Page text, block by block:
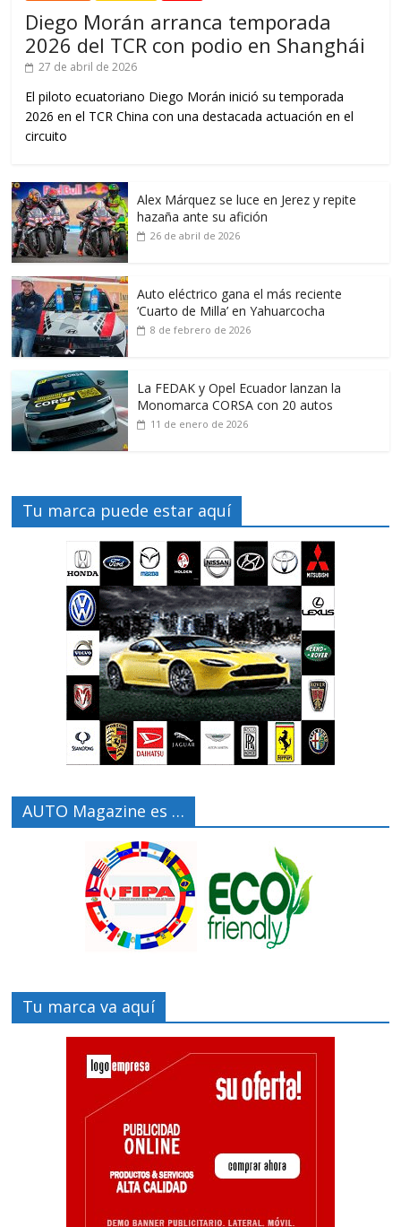
Diego Morán arranca temporada
2026 del TCR con podio en Shanghái
27 de abril de 2026
El piloto ecuatoriano Diego Morán inició su temporada
2026 en el TCR China con una destacada actuación en el
circuito
Alex Márquez se luce en Jerez y repite
hazaña ante su afición
26 de abril de 2026
Auto eléctrico gana el más reciente
‘Cuarto de Milla’ en Yahuarcocha
8 de febrero de 2026
La FEDAK y Opel Ecuador lanzan la
Monomarca CORSA con 20 autos
11 de enero de 2026
Tu marca puede estar aquí
AUTO Magazine es …
Tu marca va aquí